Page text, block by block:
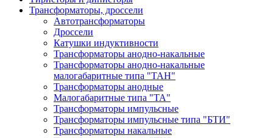
Трансформаторы, дроссели
Автотрансформаторы
Дроссели
Катушки индуктивности
Трансформаторы анодно-накальные
Трансформаторы анодно-накальные
малогабаритные типа "ТАН"
Трансформаторы анодные
Малогабаритные типа "ТА"
Трансформаторы импульсные
Трансформаторы импульсные типа "БТИ"
Трансформаторы накальные